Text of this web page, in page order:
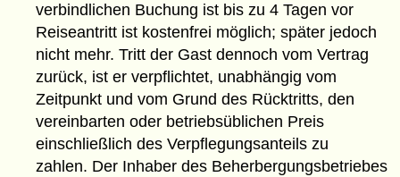
verbindlichen Buchung ist bis zu 4 Tagen vor
Reiseantritt ist kostenfrei möglich; später jedoch
nicht mehr. Tritt der Gast dennoch vom Vertrag
zurück, ist er verpflichtet, unabhängig vom
Zeitpunkt und vom Grund des Rücktritts, den
vereinbarten oder betriebsüblichen Preis
einschließlich des Verpflegungsanteils zu
zahlen. Der Inhaber des Beherbergungsbetriebes